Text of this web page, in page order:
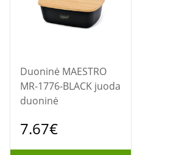
Duoninė MAESTRO
MR-1776-BLACK juoda
duoninė
7.67€